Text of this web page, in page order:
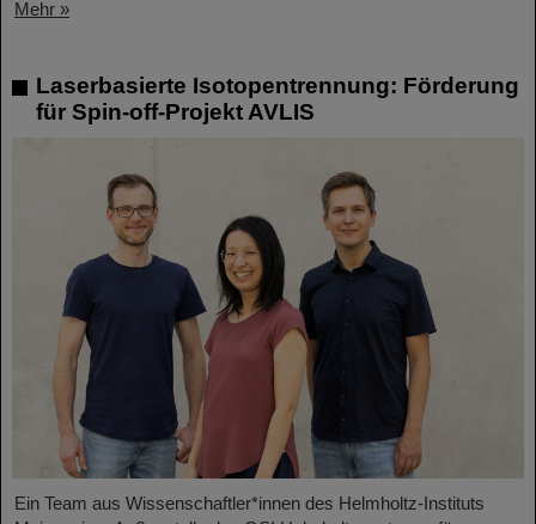
Mehr »
Laserbasierte Isotopentrennung: Förderung
für Spin-off-Projekt AVLIS
Ein Team aus Wissenschaftler*innen des Helmholtz-Instituts